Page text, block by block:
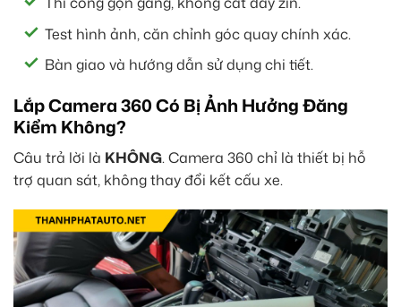
Test hình ảnh, căn chỉnh góc quay chính xác.
Bàn giao và hướng dẫn sử dụng chi tiết.
Lắp Camera 360 Có Bị Ảnh Hưởng Đăng
Kiểm Không?
Câu trả lời là KHÔNG. Camera 360 chỉ là thiết bị hỗ
trợ quan sát, không thay đổi kết cấu xe.